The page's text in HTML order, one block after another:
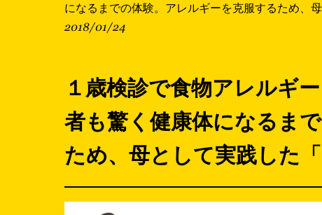
になるまでの体験。アレルギーを克服するため、
2018/01/24
１歳検診で食物アレルギ
者も驚く健康体になるま
ため、母として実践した